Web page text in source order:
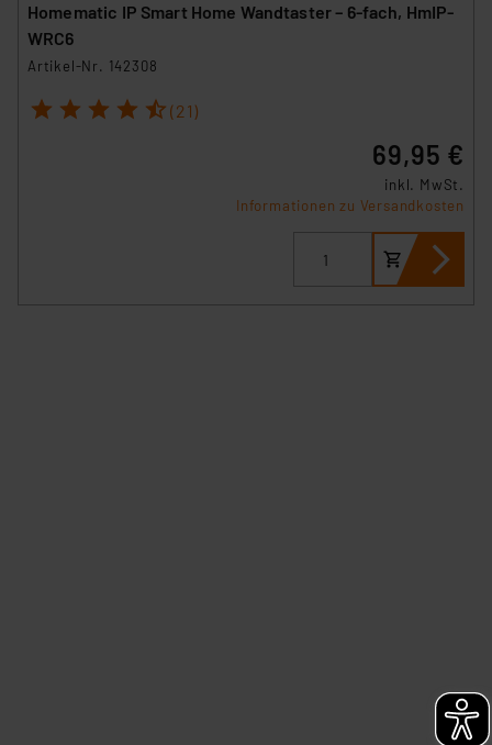
Homematic IP Smart Home Wandtaster – 6-fach, HmIP-
WRC6
Artikel-Nr. 142308
1 2 3 4 5 (21)
69,95 €
inkl. MwSt.
Informationen zu Versandkosten